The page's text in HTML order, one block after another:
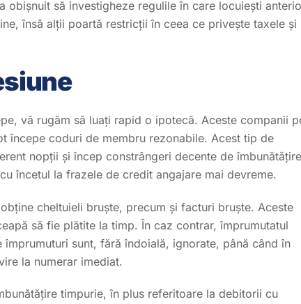
obișnuit să investigheze regulile în care locuiești
însă alții poartă restricții în ceea ce privește taxele și
vă rugăm să luați rapid o ipotecă. Aceste companii
începe coduri de membru rezonabile. Acest tip de
nopții și încep constrângeri decente de
încetul la frazele de credit angajare mai devreme.
cheltuieli bruște, precum și facturi bruște. Aceste
să fie plătite la timp. În caz contrar, împrumutatul
sunt, fără îndoială, ignorate, până când în
la numerar imediat.
timpurie, în plus referitoare la debitorii cu